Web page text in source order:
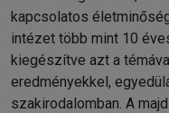
használt kérdőívek
kapcsolatos
intézet több mint 10
kiegészítve azt a
eredményekkel,
szakirodalomban. A